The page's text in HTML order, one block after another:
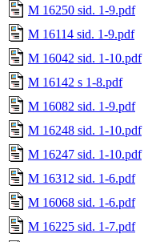
M 16250 sid. 1-9.pdf
M 16114 sid. 1-9.pdf
M 16042 sid. 1-10.pdf
M 16142 s 1-8.pdf
M 16082 sid. 1-9.pdf
M 16248 sid. 1-10.pdf
M 16247 sid. 1-10.pdf
M 16312 sid. 1-6.pdf
M 16068 sid. 1-6.pdf
M 16225 sid. 1-7.pdf